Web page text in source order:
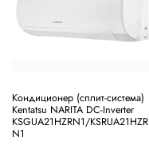
Кондиционер (сплит-система)
Kentatsu NARITA DC-Inverter
KSGUA21HZRN1/KSRUA21HZR
N1